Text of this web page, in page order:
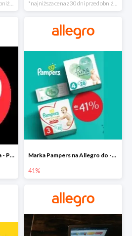
Prezenty na Dzień Chłopaka - Produkty SOXO do -25% Marka Pampers na Allegro do -41%
41%